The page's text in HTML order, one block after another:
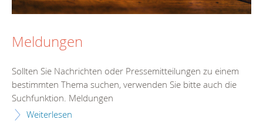
Meldungen
Sollten Sie Nachrichten oder Pressemitteilungen zu einem
bestimmten Thema suchen, verwenden Sie bitte auch die
Suchfunktion. Meldungen
Weiterlesen